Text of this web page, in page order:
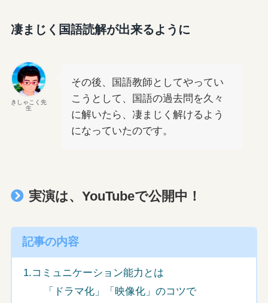
凄まじく国語読解が出来るように
きしゃこく先
生
その後、国語教師としてやってい
こうとして、国語の過去問を久々
に解いたら、凄まじく解けるよう
になっていたのです。
実演は、YouTubeで公開中！
記事の内容
1.コミュニケーション能力とは
「ドラマ化」「映像化」のコツで